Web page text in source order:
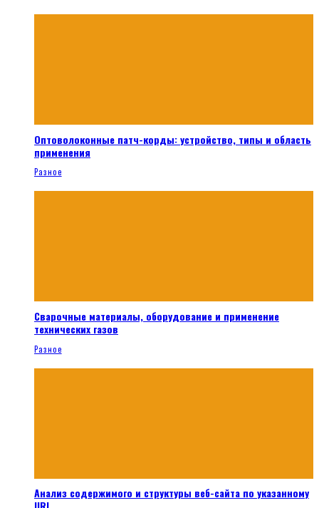
Оптоволоконные патч-корды: устройство, типы и область
применения
Разное
Сварочные материалы, оборудование и применение
технических газов
Разное
Анализ содержимого и структуры веб-сайта по указанному